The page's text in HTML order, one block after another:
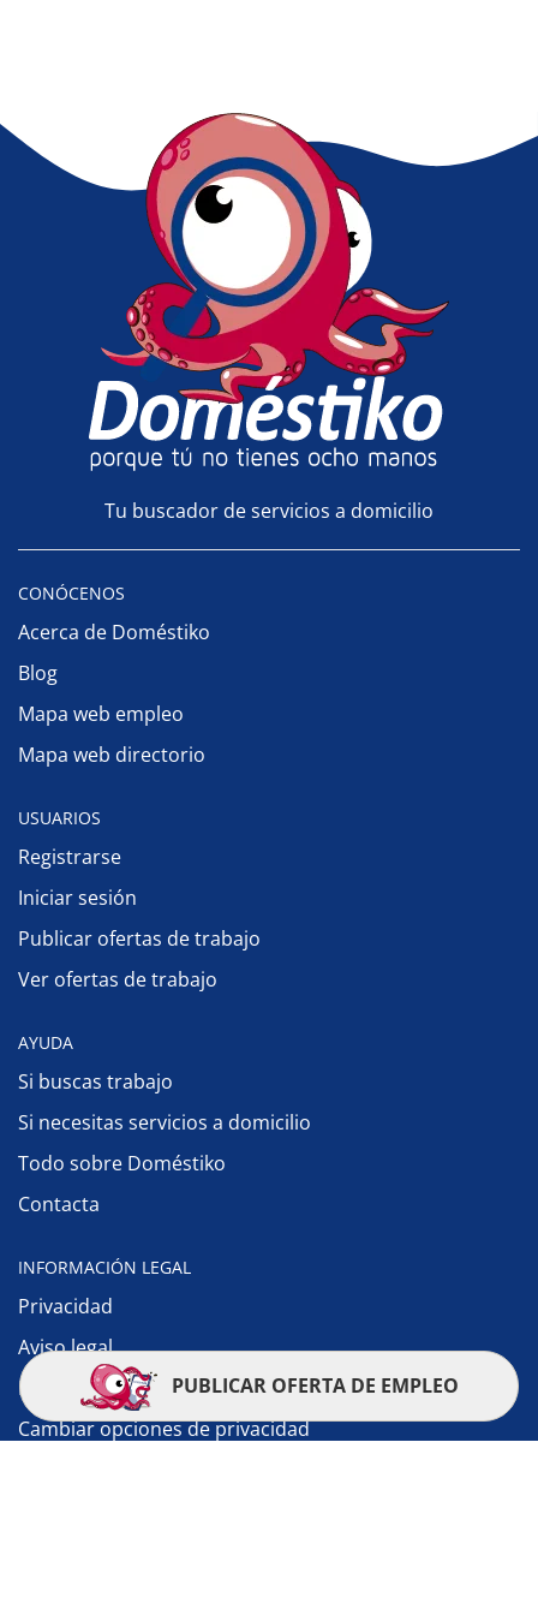
Tu buscador de servicios a domicilio
CONÓCENOS
Acerca de Doméstiko
Blog
Mapa web empleo
Mapa web directorio
USUARIOS
Registrarse
Iniciar sesión
Publicar ofertas de trabajo
Ver ofertas de trabajo
AYUDA
Si buscas trabajo
Si necesitas servicios a domicilio
Todo sobre Doméstiko
Contacta
INFORMACIÓN LEGAL
Privacidad
Aviso legal
Política de cookies
Cambiar opciones de privacidad
PUBLICAR OFERTA DE EMPLEO